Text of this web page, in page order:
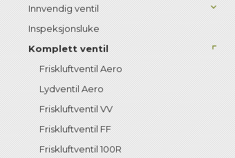
Innvendig ventil
Inspeksjonsluke
Komplett ventil
Friskluftventil Aero
Lydventil Aero
Friskluftventil VV
Friskluftventil FF
Friskluftventil 100R